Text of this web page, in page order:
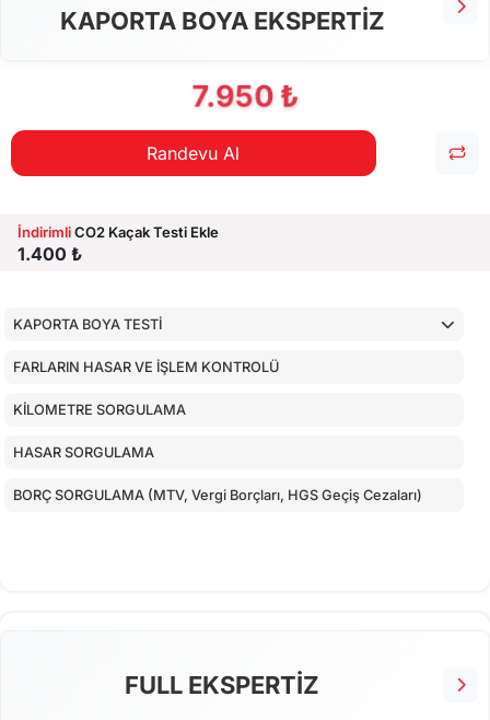
KAPORTA BOYA EKSPERTİZ
7.950 ₺
Randevu Al
İndirimliCO2 Kaçak Testi Ekle
1.400 ₺
KAPORTA BOYA TESTİ
FARLARIN HASAR VE İŞLEM KONTROLÜ
KİLOMETRE SORGULAMA
HASAR SORGULAMA
BORÇ SORGULAMA (MTV, Vergi Borçları, HGS Geçiş Cezaları)
FULL EKSPERTİZ